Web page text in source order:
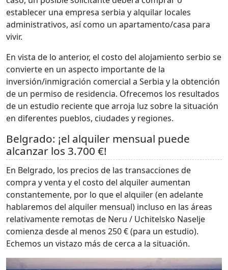
establecer una empresa serbia y alquilar locales
administrativos, así como un apartamento/casa para
vivir.
En vista de lo anterior, el costo del alojamiento serbio se
convierte en un aspecto importante de la
inversión/inmigración comercial a Serbia y la obtención
de un permiso de residencia. Ofrecemos los resultados
de un estudio reciente que arroja luz sobre la situación
en diferentes pueblos, ciudades y regiones.
Belgrado: ¡el alquiler mensual puede
alcanzar los 3.700 €!
En Belgrado, los precios de las transacciones de
compra y venta y el costo del alquiler aumentan
constantemente, por lo que el alquiler (en adelante
hablaremos del alquiler mensual) incluso en las áreas
relativamente remotas de Neru / Uchitelsko Naselje
comienza desde al menos 250 € (para un estudio).
Echemos un vistazo más de cerca a la situación.